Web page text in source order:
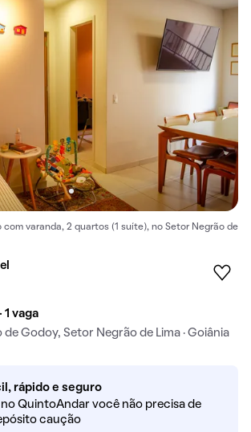
varanda, 2 quartos (1 suíte), no Setor Negrão de
1 vaga
Godoy, Setor Negrão de Lima · Goiânia
rápido e seguro
no QuintoAndar você não precisa de
caução